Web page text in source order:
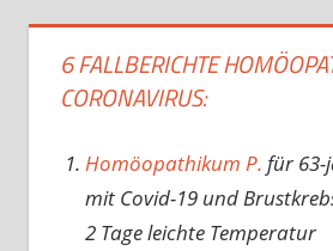
6 FALLBERICHTE
CORONAVIRUS:
Homöopathikum P. für 63-
mit Covid-19 und
2 Tage leichte Temperatur